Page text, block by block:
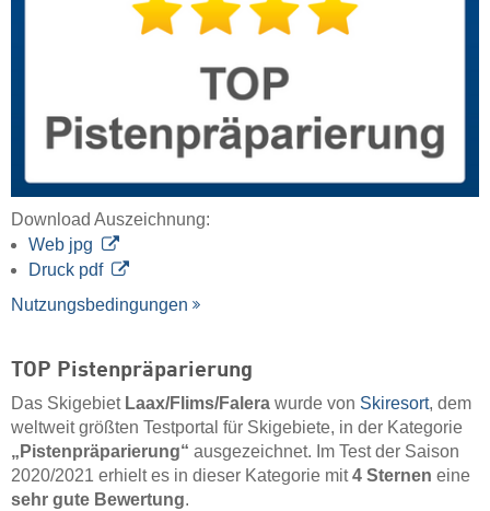
Download Auszeichnung:
Web jpg
Druck pdf
Nutzungsbedingungen
TOP Pistenpräparierung
Das Skigebiet Laax/​Flims/​Falera wurde von Skiresort, dem
weltweit größten Testportal für Skigebiete, in der Kategorie
„Pistenpräparierung“ ausgezeichnet. Im Test der Saison
2020/2021 erhielt es in dieser Kategorie mit4 Sternen eine
sehr gute Bewertung.